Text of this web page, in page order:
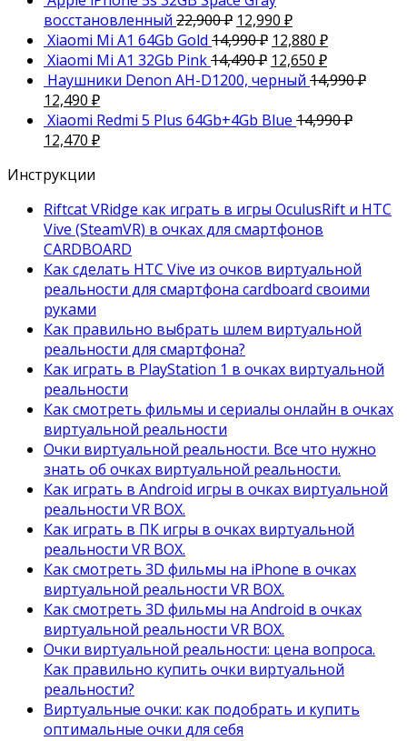
восстановленный 22,900₽ 12,990 ₽
Xiaomi Mi A1 64Gb Gold 14,990₽ 12,880 ₽
Xiaomi Mi A1 32Gb Pink14,490₽ 12,650 ₽
Наушники Denon AH-D1200, черный 14,990₽
12,490 ₽
Xiaomi Redmi 5 Plus 64Gb+4Gb Blue 14,990₽
12,470 ₽
Инструкции
Riftcat VRidge как играть в игры OculusRift и HTC
Vive (SteamVR) в очках для смартфонов
CARDBOARD
Как сделать HTC Vive из очков виртуальной
реальности для смартфона cardboard своими
руками
Как правильно выбрать шлем виртуальной
реальности для смартфона?
Как играть в PlayStation 1 в очках виртуальной
реальности
Как смотреть фильмы и сериалы онлайн в очках
виртуальной реальности
Очки виртуальной реальности. Все что нужно
знать об очках виртуальной реальности.
Как играть в Android игры в очках виртуальной
реальности VR BOX.
Как играть в ПК игры в очках виртуальной
реальности VR BOX.
Как смотреть 3D фильмы на iPhone в очках
виртуальной реальности VR BOX.
Как смотреть 3D фильмы на Android в очках
виртуальной реальности VR BOX.
Очки виртуальной реальности: цена вопроса.
Как правильно купить очки виртуальной
реальности?
Виртуальные очки: как подобрать и купить
оптимальные очки для себя